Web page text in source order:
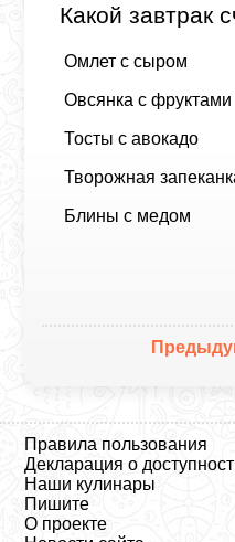
Какой завтрак
Омлет с сыром
Овсянка с фруктами
Тосты с авокадо
Творожная
Блины с медом
Правила пользования
Декларация о
Наши кулинары
Пишите
О проекте